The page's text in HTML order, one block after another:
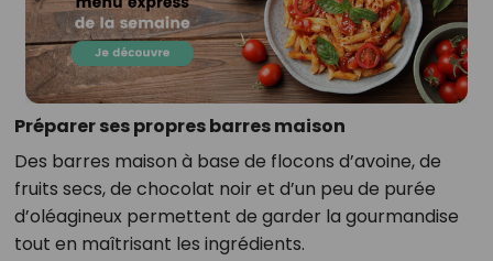
Préparer ses propres barres maison
Des barres maison à base de flocons d’avoine, de
fruits secs, de chocolat noir et d’un peu de purée
d’oléagineux permettent de garder la gourmandise
tout en maîtrisant les ingrédients.